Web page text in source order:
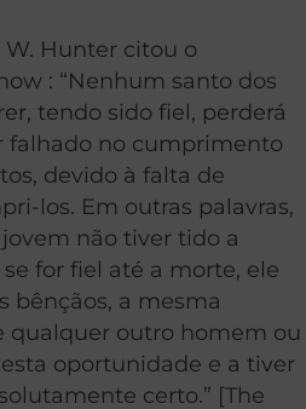
Hunter citou o
: “Nenhum santo dos
tendo sido fiel, perderá
falhado no cumprimento
devido à falta de
los. Em outras palavras,
não tiver tido a
for fiel até a morte, ele
bênçãos, a mesma
qualquer outro homem ou
oportunidade e a tiver
certo.” [The